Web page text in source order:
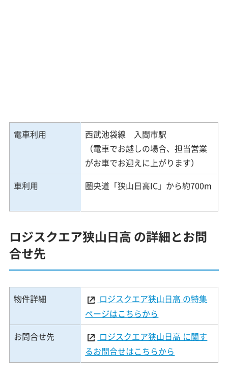
電車利用
西武池袋線 入間市駅
（電車でお越しの場合、担当営業
がお車でお迎えに上がります）
車利用
圏央道「狭山日高IC」から約700m
ロジスクエア狭山日高 の詳細とお問
合せ先
物件詳細
ロジスクエア狭山日高 の特集
ページはこちらから
お問合せ先
ロジスクエア狭山日高 に関す
るお問合せはこちらから